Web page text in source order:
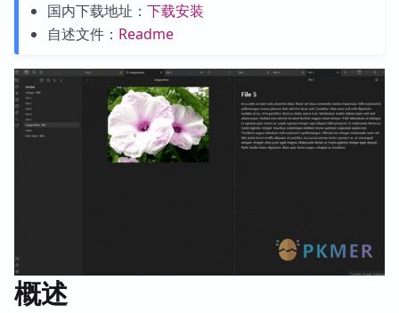
国内下载地址： 下载安装
自述文件： Readme
概述